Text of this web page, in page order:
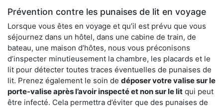
Prévention contre les punaises de lit en voyage
Lorsque vous êtes en voyage et qu’il est prévu que vous
séjournez dans un hôtel, dans une cabine de train, de
bateau, une maison d’hôtes, nous vous préconisons
d’inspecter minutieusement la chambre, les placards et le
lit pour détecter toutes traces éventuelles de punaises de
lit. Prenez également le soin de déposer votre valise sur le
porte-valise après l’avoir inspecté et non sur le lit qui peut
être infecté. Cela permettra d’éviter que des punaises de